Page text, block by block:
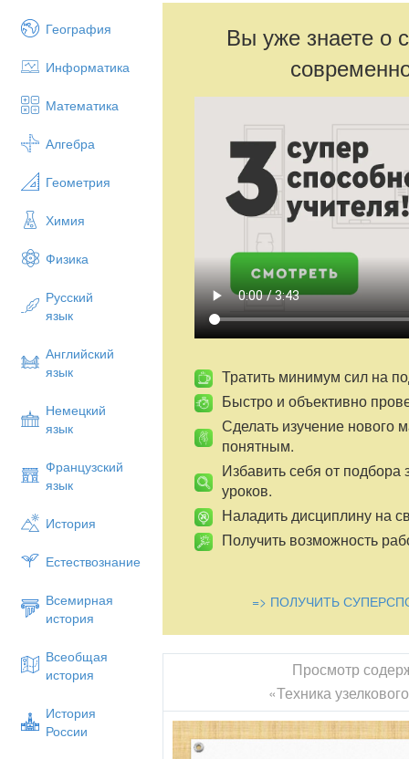
География
Информатика
Математика
Алгебра
Геометрия
Химия
Физика
Русский
язык
Английский
язык
Немецкий
язык
Французский
язык
История
Естествознание
Всемирная
история
Всеобщая
история
История
России
Вы уже знаете о
Тратить минимум сил на
Быстро и объективно
Сделать изучение нового
понятным.
Избавить себя от подбора
уроков.
Наладить дисциплину на
Получить возможность
=> ПОЛУЧИТЬ
Просмотр
«Техника